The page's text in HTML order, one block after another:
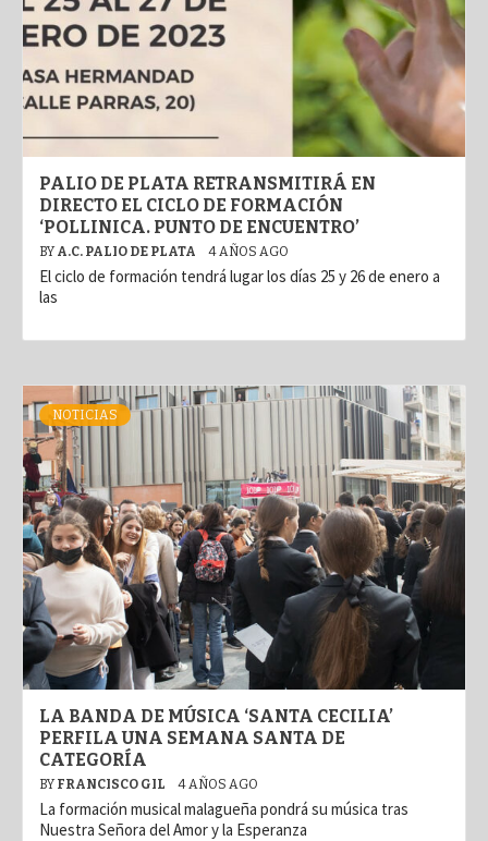
PALIO DE PLATA RETRANSMITIRÁ EN
DIRECTO EL CICLO DE FORMACIÓN
‘POLLINICA. PUNTO DE ENCUENTRO’
BY A.C. PALIO DE PLATA 4 AÑOS AGO
El ciclo de formación tendrá lugar los días 25 y 26 de enero a
las
NOTICIAS
LA BANDA DE MÚSICA ‘SANTA CECILIA’
PERFILA UNA SEMANA SANTA DE
CATEGORÍA
BY FRANCISCO GIL 4 AÑOS AGO
La formación musical malagueña pondrá su música tras
Nuestra Señora del Amor y la Esperanza